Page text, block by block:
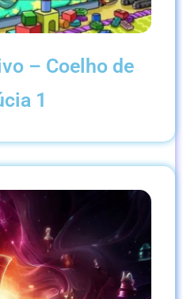
– Coelho de
1